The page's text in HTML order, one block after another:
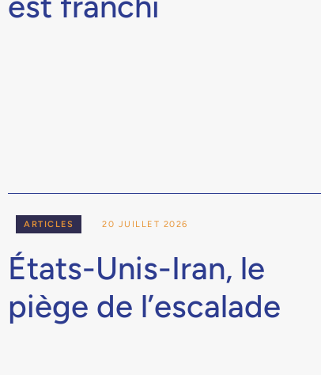
États-Unis-Iran, le
piège de l’escalade
20 JUILLET 2026
ARTICLES